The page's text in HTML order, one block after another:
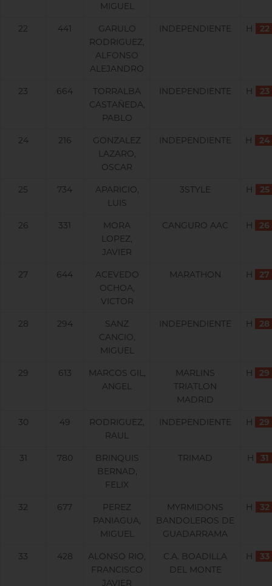
MIGUEL
22 441
GARULO
RODRIGUEZ,
ALFONSO
ALEJANDRO
INDEPENDIENTE H 22
23 664
TORRALBA
CASTAÑEDA,
PABLO
INDEPENDIENTE H 23
24 216
GONZALEZ
LAZARO,
OSCAR
INDEPENDIENTE H 24
25 734
APARICIO,
LUIS
3STYLE H 25
26 331
MORA
LOPEZ,
JAVIER
CANGURO AAC H 26
27 644
ACEVEDO
OCHOA,
VICTOR
MARATHON H 27
28 294
SANZ
CANCIO,
MIGUEL
INDEPENDIENTE H 28
29 613
MARCOS GIL,
ANGEL
MARLINS
TRIATLON
MADRID
H 29
30 49
RODRIGUEZ,
RAUL
INDEPENDIENTE H 29
31 780
BRINQUIS
BERNAD,
FELIX
TRIMAD H 31
32 677
PEREZ
PANIAGUA,
MIGUEL
MYRMIDONS
BANDOLEROS DE
GUADARRAMA
H 32
33 428
ALONSO RIO,
FRANCISCO
JAVIER
C.A. BOADILLA
DEL MONTE
H 33